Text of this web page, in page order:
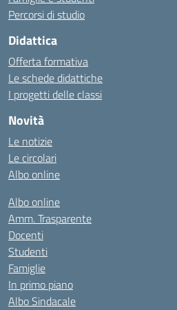
Percorsi di studio
Didattica
Offerta formativa
Le schede didattiche
I progetti delle classi
Novità
Le notizie
Le circolari
Albo online
Albo online
Amm. Trasparente
Docenti
Studenti
Famiglie
In primo piano
Albo Sindacale